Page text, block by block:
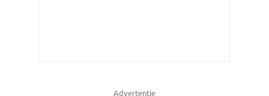
Advertentie